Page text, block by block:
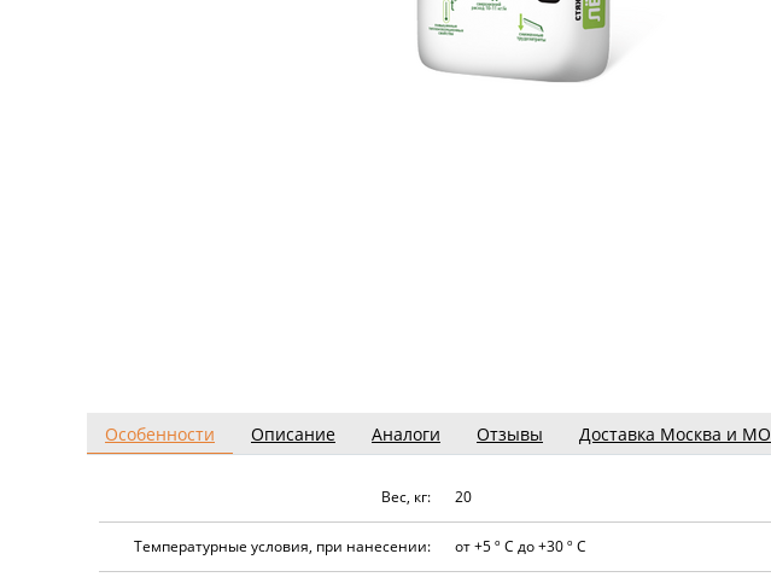
Особенности Описание Аналоги Отзывы Доставка Москва и МО
Вес, кг: 20
Температурные условия, при нанесении: от +5 º С до +30 º С